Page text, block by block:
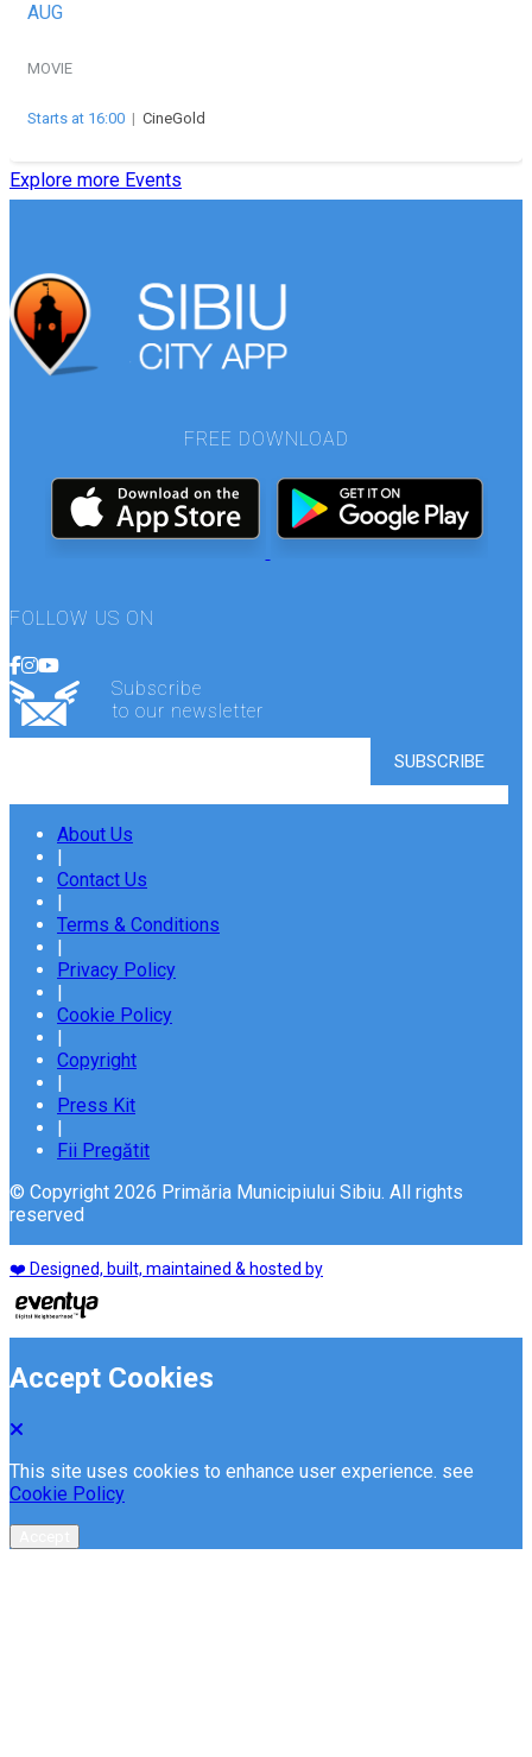
AUG
MOVIE
Starts at 16:00 | CineGold
Explore more Events
FREE DOWNLOAD
FOLLOW US ON
Subscribe
to our newsletter
About Us
|
Contact Us
|
Terms & Conditions
|
Privacy Policy
|
Cookie Policy
|
Copyright
|
Press Kit
|
Fii Pregătit
© Copyright 2026 Primăria Municipiului Sibiu. All rights
reserved
❤️ Designed, built, maintained & hosted by
Accept Cookies
This site uses cookies to enhance user experience. see
Cookie Policy